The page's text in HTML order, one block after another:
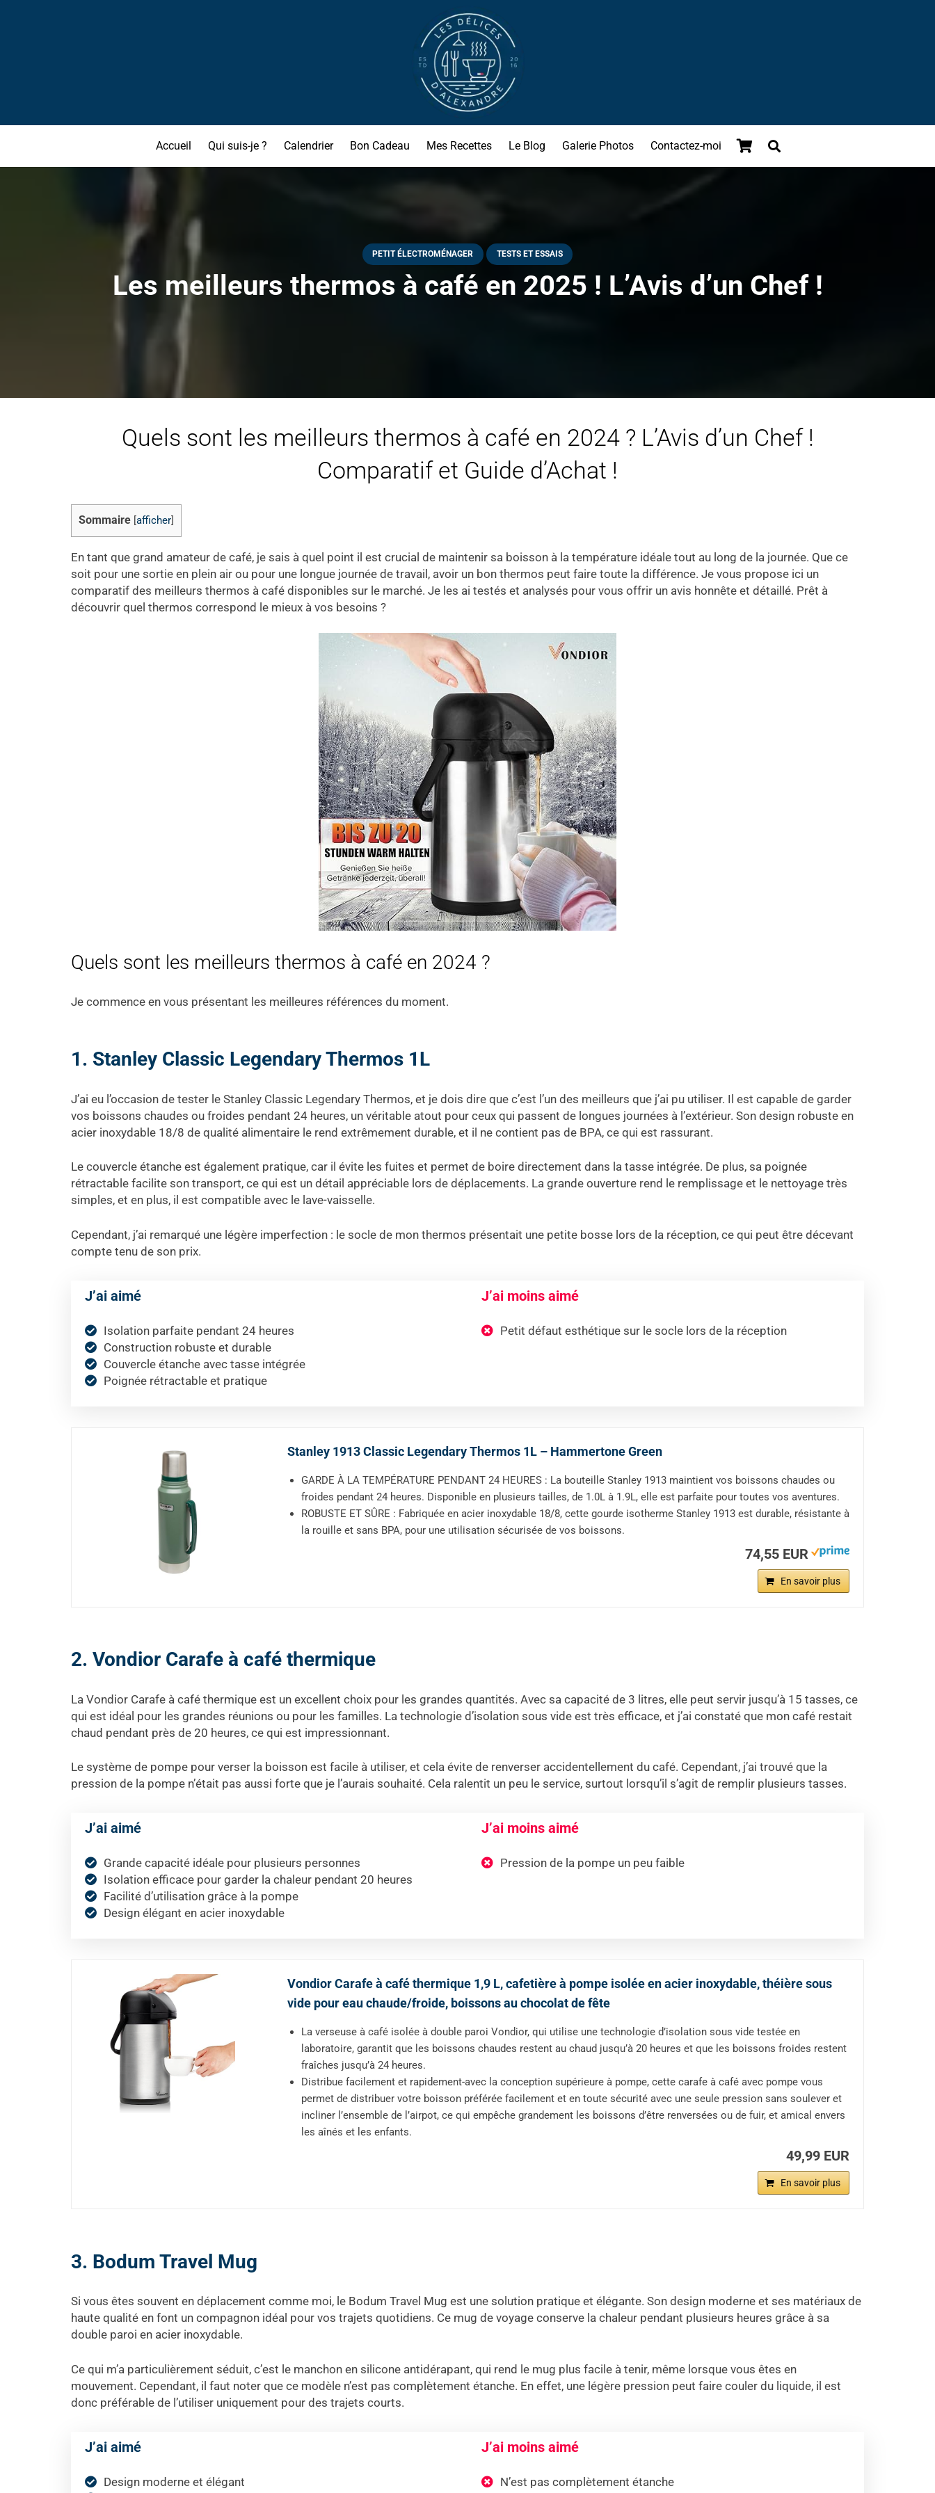
Accueil Qui suis-je ? Calendrier Bon Cadeau Mes Recettes Le Blog Galerie Photos Contactez-moi
PETIT ÉLECTROMÉNAGER TESTS ET ESSAIS
Les meilleurs thermos à café en 2025 ! L’Avis d’un Chef !
Quels sont les meilleurs thermos à café en 2024 ? L’Avis d’un Chef !
Comparatif et Guide d’Achat !
Sommaire afficher
En tant que grand amateur de café, je sais à quel point il est crucial de maintenir sa boisson à la température idéale tout au long de la journée. Que ce
soit pour une sortie en plein air ou pour une longue journée de travail, avoir un bon thermos peut faire toute la différence. Je vous propose ici un
comparatif des meilleurs thermos à café disponibles sur le marché. Je les ai testés et analysés pour vous offrir un avis honnête et détaillé. Prêt à
découvrir quel thermos correspond le mieux à vos besoins ?
Quels sont les meilleurs thermos à café en 2024 ?
Je commence en vous présentant les meilleures références du moment.
1. Stanley Classic Legendary Thermos 1L
J’ai eu l’occasion de tester le Stanley Classic Legendary Thermos, et je dois dire que c’est l’un des meilleurs que j’ai pu utiliser. Il est capable de garder
vos boissons chaudes ou froides pendant 24 heures, un véritable atout pour ceux qui passent de longues journées à l’extérieur. Son design robuste en
acier inoxydable 18/8 de qualité alimentaire le rend extrêmement durable, et il ne contient pas de BPA, ce qui est rassurant.
Le couvercle étanche est également pratique, car il évite les fuites et permet de boire directement dans la tasse intégrée. De plus, sa poignée
rétractable facilite son transport, ce qui est un détail appréciable lors de déplacements. La grande ouverture rend le remplissage et le nettoyage très
simples, et en plus, il est compatible avec le lave-vaisselle.
Cependant, j’ai remarqué une légère imperfection : le socle de mon thermos présentait une petite bosse lors de la réception, ce qui peut être décevant
compte tenu de son prix.
J’ai aimé
Isolation parfaite pendant 24 heures
Construction robuste et durable
Couvercle étanche avec tasse intégrée
Poignée rétractable et pratique
J’ai moins aimé
Petit défaut esthétique sur le socle lors de la réception
Stanley 1913 Classic Legendary Thermos 1L – Hammertone Green
GARDE À LA TEMPÉRATURE PENDANT 24 HEURES : La bouteille Stanley 1913 maintient vos boissons chaudes ou
froides pendant 24 heures. Disponible en plusieurs tailles, de 1.0L à 1.9L, elle est parfaite pour toutes vos aventures.
ROBUSTE ET SÛRE : Fabriquée en acier inoxydable 18/8, cette gourde isotherme Stanley 1913 est durable, résistante à
la rouille et sans BPA, pour une utilisation sécurisée de vos boissons.
74,55 EUR
En savoir plus
2. Vondior Carafe à café thermique
La Vondior Carafe à café thermique est un excellent choix pour les grandes quantités. Avec sa capacité de 3 litres, elle peut servir jusqu’à 15 tasses, ce
qui est idéal pour les grandes réunions ou pour les familles. La technologie d’isolation sous vide est très efficace, et j’ai constaté que mon café restait
chaud pendant près de 20 heures, ce qui est impressionnant.
Le système de pompe pour verser la boisson est facile à utiliser, et cela évite de renverser accidentellement du café. Cependant, j’ai trouvé que la
pression de la pompe n’était pas aussi forte que je l’aurais souhaité. Cela ralentit un peu le service, surtout lorsqu’il s’agit de remplir plusieurs tasses.
J’ai aimé
Grande capacité idéale pour plusieurs personnes
Isolation efficace pour garder la chaleur pendant 20 heures
Facilité d’utilisation grâce à la pompe
Design élégant en acier inoxydable
J’ai moins aimé
Pression de la pompe un peu faible
Vondior Carafe à café thermique 1,9 L, cafetière à pompe isolée en acier inoxydable, théière sous
vide pour eau chaude/froide, boissons au chocolat de fête
La verseuse à café isolée à double paroi Vondior, qui utilise une technologie d’isolation sous vide testée en
laboratoire, garantit que les boissons chaudes restent au chaud jusqu’à 20 heures et que les boissons froides restent
fraîches jusqu’à 24 heures.
Distribue facilement et rapidement-avec la conception supérieure à pompe, cette carafe à café avec pompe vous
permet de distribuer votre boisson préférée facilement et en toute sécurité avec une seule pression sans soulever et
incliner l’ensemble de l’airpot, ce qui empêche grandement les boissons d’être renversées ou de fuir, et amical envers
les aînés et les enfants.
49,99 EUR
En savoir plus
3. Bodum Travel Mug
Si vous êtes souvent en déplacement comme moi, le Bodum Travel Mug est une solution pratique et élégante. Son design moderne et ses matériaux de
haute qualité en font un compagnon idéal pour vos trajets quotidiens. Ce mug de voyage conserve la chaleur pendant plusieurs heures grâce à sa
double paroi en acier inoxydable.
Ce qui m’a particulièrement séduit, c’est le manchon en silicone antidérapant, qui rend le mug plus facile à tenir, même lorsque vous êtes en
mouvement. Cependant, il faut noter que ce modèle n’est pas complètement étanche. En effet, une légère pression peut faire couler du liquide, il est
donc préférable de l’utiliser uniquement pour des trajets courts.
J’ai aimé
Design moderne et élégant
J’ai moins aimé
N’est pas complètement étanche